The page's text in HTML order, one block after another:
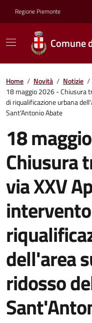
Regione Piemonte
Comune
Home / Novità / Notizie /
18 maggio 2026 - Chiusura
di riqualificazione urbana
Sant'Antonio Abate
18
Chiusura
via XXV
dell'area
ridosso